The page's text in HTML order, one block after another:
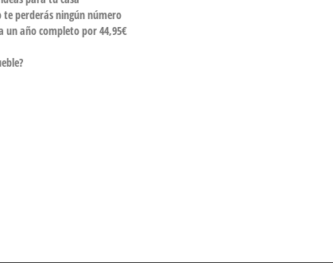
te perderás ningún número
un año completo por 44,95€